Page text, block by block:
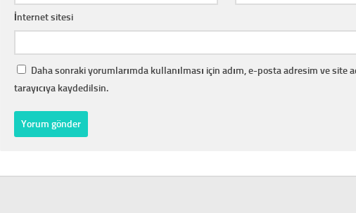
İnternet sitesi
Daha sonraki yorumlarımda kullanılması için adım, e-posta adresim ve site
tarayıcıya kaydedilsin.